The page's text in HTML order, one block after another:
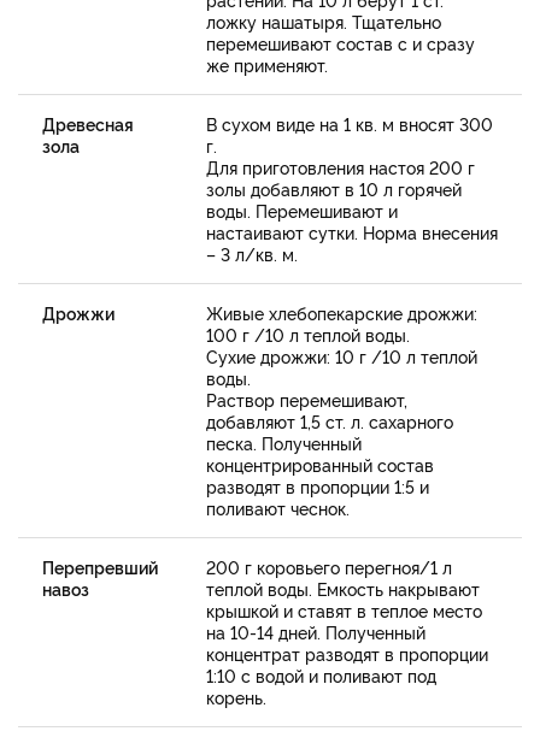
ложку нашатыря. Тщательно
перемешивают состав с и сразу
же применяют.
Древесная
зола
В сухом виде на 1 кв. м вносят 300
г.
Для приготовления настоя 200 г
золы добавляют в 10 л горячей
воды. Перемешивают и
настаивают сутки. Норма внесения
– 3 л/кв. м.
Дрожжи
Живые хлебопекарские дрожжи:
100 г /10 л теплой воды.
Сухие дрожжи: 10 г /10 л теплой
воды.
Раствор перемешивают,
добавляют 1,5 ст. л. сахарного
песка. Полученный
концентрированный состав
разводят в пропорции 1:5 и
поливают чеснок.
Перепревший
навоз
200 г коровьего перегноя/1 л
теплой воды. Емкость накрывают
крышкой и ставят в теплое место
на 10-14 дней. Полученный
концентрат разводят в пропорции
1:10 с водой и поливают под
корень.